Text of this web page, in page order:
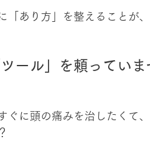
あり方」を整えることが
ール」を頼っていま
に頭の痛みを治したくて